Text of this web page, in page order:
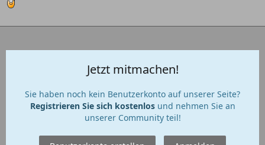
Jetzt mitmachen!
Sie haben noch kein Benutzerkonto auf unserer Seite?
Registrieren Sie sich kostenlosund nehmen Sie an
unserer Community teil!